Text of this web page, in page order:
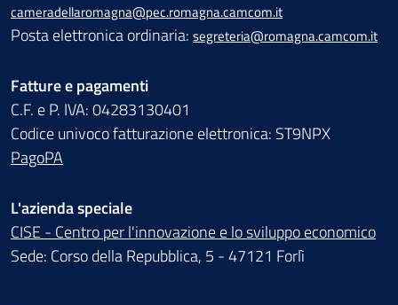
cameradellaromagna@pec.romagna.camcom.it
Posta elettronica ordinaria: segreteria@romagna.camcom.it
Fatture e pagamenti
C.F. e P. IVA: 04283130401
Codice univoco fatturazione elettronica: ST9NPX
PagoPA
L'azienda speciale
CISE - Centro per l'innovazione e lo sviluppo economico
Sede: Corso della Repubblica, 5 - 47121 Forlì